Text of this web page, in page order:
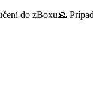
do zBoxu🙏